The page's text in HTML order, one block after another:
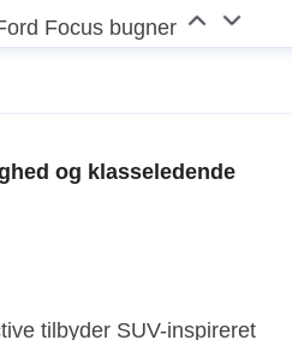
Focus bugner
og klasseledende
tilbyder SUV-inspireret